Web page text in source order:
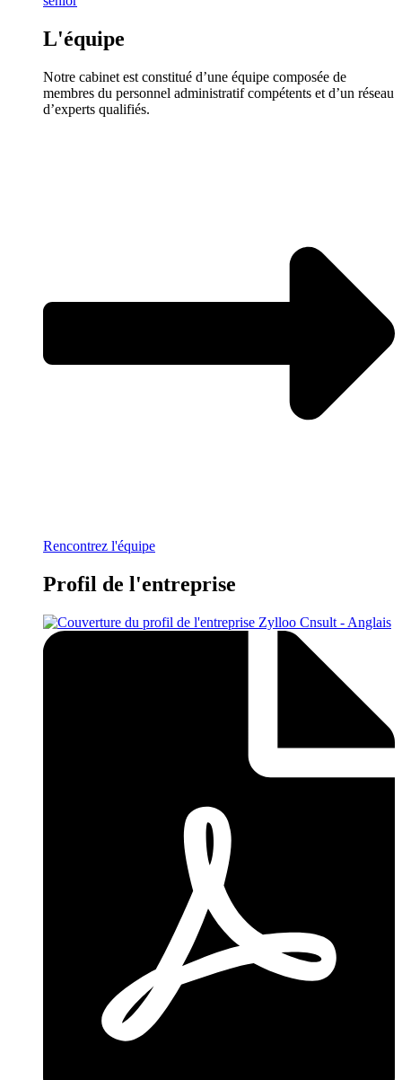
L'équipe
Notre cabinet est constitué d’une équipe composée de
membres du personnel administratif compétents et d’un réseau
d’experts qualifiés.
Rencontrez l'équipe
Profil de l'entreprise